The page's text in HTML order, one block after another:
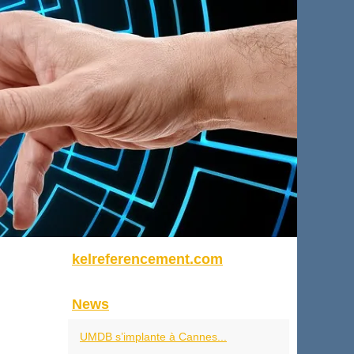
kelreferencement.com
News
UMDB s’implante à Cannes...